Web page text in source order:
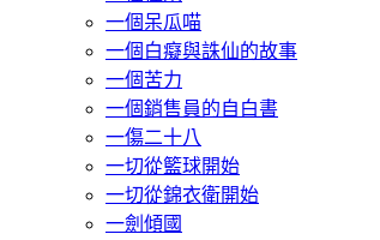
一個呆瓜喵
一個白癡與誅仙的故事
一個苦力
一個銷售員的自白書
一傷二十八
一切從籃球開始
一切從錦衣衛開始
一劍傾國